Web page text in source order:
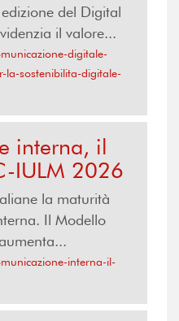
del Digital
il valore...
digitale-
la-sostenibilita-digitale-
interna, il
IULM 2026
la maturità
Il Modello
interna-il-